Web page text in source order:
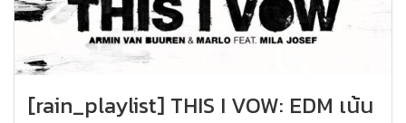
[rain_playlist] THIS I VOW: EDM เน้น